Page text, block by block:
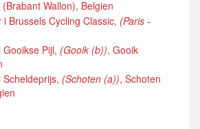
(Brabant Wallon), Belgien
Brussels Cycling Classic, (Paris -
Pijl, (Gooik (b)), Gooik
(Schoten (a)), Schoten